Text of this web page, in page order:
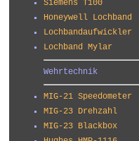
Siemens T100
Honeywell Lochband
Lochbandaufwickler
Lochband Mylar
Wehrtechnik
MIG-21 Speedometer
MIG-23 Drehzahl
MIG-23 Blackbox